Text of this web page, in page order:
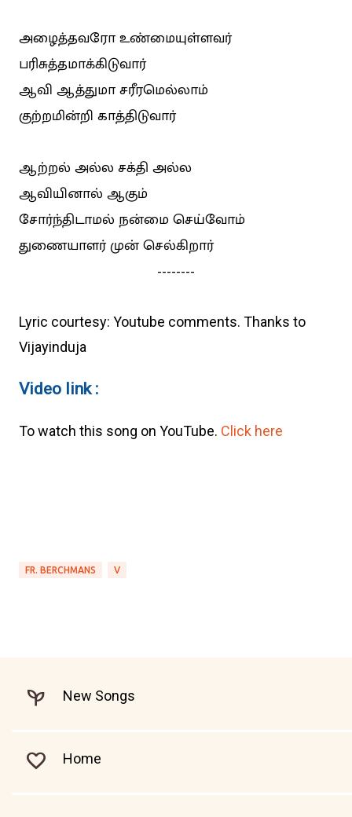
அழைத்தவரோ உண்மையுள்ளவர்
பரிசுத்தமாக்கிடுவார்
ஆவி ஆத்துமா சரீரமெல்லாம்
குற்றமின்றி காத்திடுவார்
ஆற்றல் அல்ல சக்தி அல்ல
ஆவியினால் ஆகும்
சோர்ந்திடாமல் நன்மை செய்வோம்
துணையாளர் முன் செல்கிறார்
--------
Lyric courtesy: Youtube comments. Thanks to
Vijayinduja
Video link :
To watch this song on YouTube. Click here
FR. BERCHMANS V
New Songs
Home